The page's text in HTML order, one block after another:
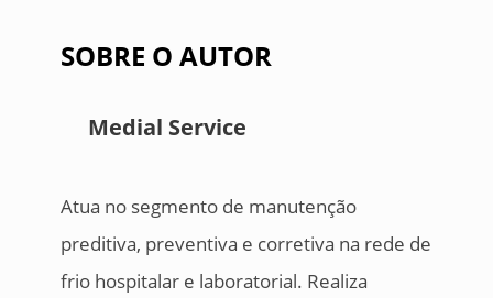
SOBRE O AUTOR
Medial Service
Atua no segmento de manutenção
preditiva, preventiva e corretiva na rede de
frio hospitalar e laboratorial. Realiza